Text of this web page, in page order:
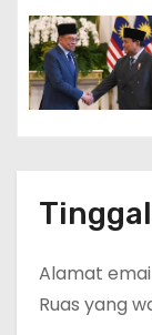
Alamat
Ruas yang